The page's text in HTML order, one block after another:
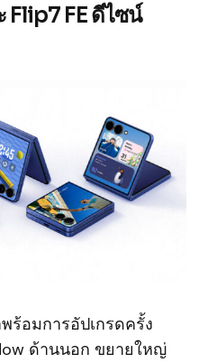
Flip7 FE ดีไซน์
ร้อมการอัปเกรดครั้ง
ด้านนอก ขยายใหญ่